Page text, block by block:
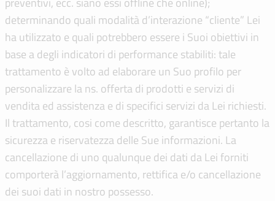
determinando quali modalità d’interazione “cliente” Lei
ha utilizzato e quali potrebbero essere i Suoi obiettivi in
base a degli indicatori di performance stabiliti: tale
trattamento è volto ad elaborare un Suo profilo per
personalizzare la ns. offerta di prodotti e servizi di
vendita ed assistenza e di specifici servizi da Lei richiesti.
Il trattamento, cosi come descritto, garantisce pertanto la
sicurezza e riservatezza delle Sue informazioni. La
cancellazione di uno qualunque dei dati da Lei forniti
comporterà l’aggiornamento, rettifica e/o cancellazione
dei suoi dati in nostro possesso.